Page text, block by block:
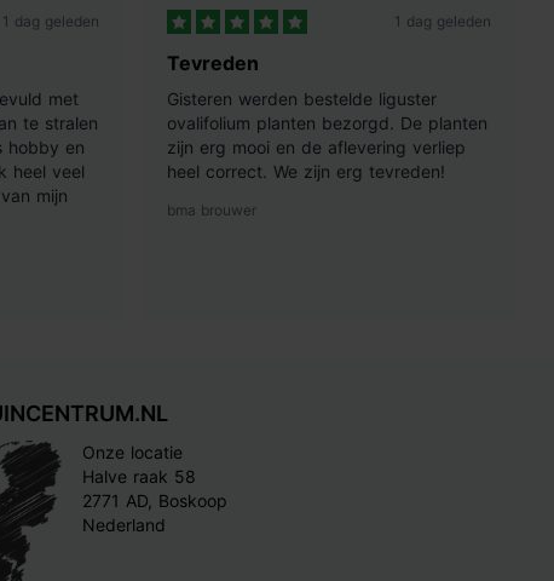
1 dag geleden
met
te stralen
hobby en
heel veel
mijn
1 dag geleden
Tevreden
Gisteren werden bestelde liguster
ovalifolium planten bezorgd. De planten
zijn erg mooi en de aflevering verliep
heel correct. We zijn erg tevreden!
bma brouwer
Onze locatie
Halve raak 58
2771 AD, Boskoop
Nederland